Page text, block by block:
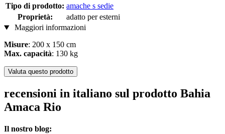
Tipo di prodotto: amache s sedie
Proprietà:
adatto per esterni
Maggiori informazioni
Misure: 200 x 150 cm
Max. capacità: 130 kg
Valuta questo prodotto
recensioni in italiano sul prodotto Bahia
Amaca Rio
Il nostro blog: